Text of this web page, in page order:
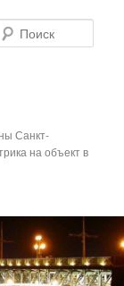
Санкт-
на объект в